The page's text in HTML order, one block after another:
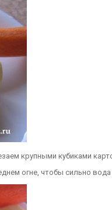
крупными кубиками
огне, чтобы сильно вода